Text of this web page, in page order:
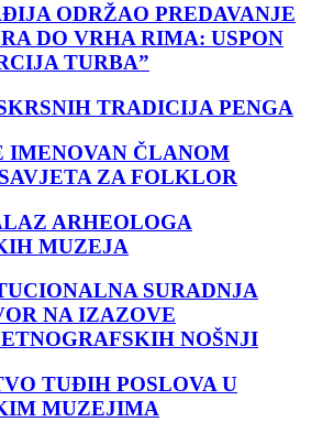
ODRŽAO PREDAVANJE
DO VRHA RIMA: USPON
TURBA”
TRADICIJA PENGA
IMENOVAN ČLANOM
ZA FOLKLOR
ARHEOLOGA
MUZEJA
SURADNJA
NA IZAZOVE
NOŠNJI
TUĐIH POSLOVA U
MUZEJIMA